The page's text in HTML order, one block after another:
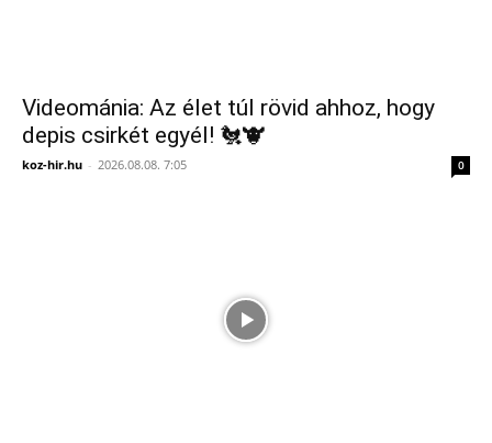
Videománia: Az élet túl rövid ahhoz, hogy
depis csirkét egyél! 🐔🐮
koz-hir.hu - 2026.08.08. 7:05 0